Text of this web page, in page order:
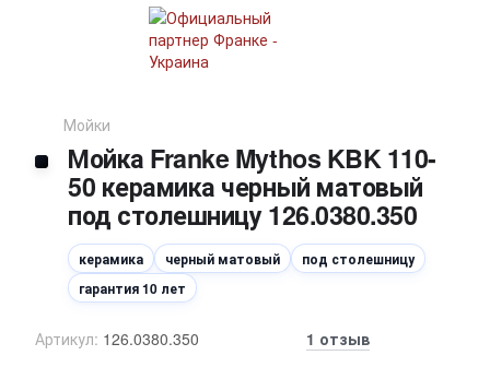
Мойки
Мойка Franke Mythos KBK 110-
50 керамика черный матовый
под столешницу 126.0380.350
керамика черный матовый
под столешницу
гарантия 10 лет
Артикул: 126.0380.350 1 отзыв